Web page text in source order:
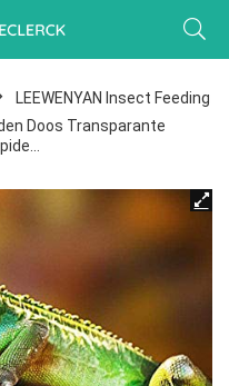
LEEWENYAN Insect Feeding
Doos Transparante